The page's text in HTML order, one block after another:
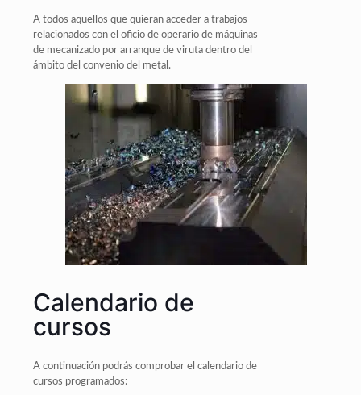
A todos aquellos que quieran acceder a trabajos
relacionados con el oficio de operario de máquinas
de mecanizado por arranque de viruta dentro del
ámbito del convenio del metal.
Calendario de
cursos
A continuación podrás comprobar el calendario de
cursos programados: